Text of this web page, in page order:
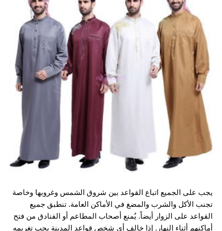
يجب على الجميع اتباع القواعد بين شروق الشمس وغروبها وخاصة
تجنب الأكل والشرب والمضغ في الأماكن العامة. تنطبق جميع
القواعد على الزوار أيضاً. يُمنع أصحاب المطاعم أو الفنادق من فتح
أماكنهم أثناء النهار. إذا خالف أي شخص قواعد المدينة يجب تغريمه